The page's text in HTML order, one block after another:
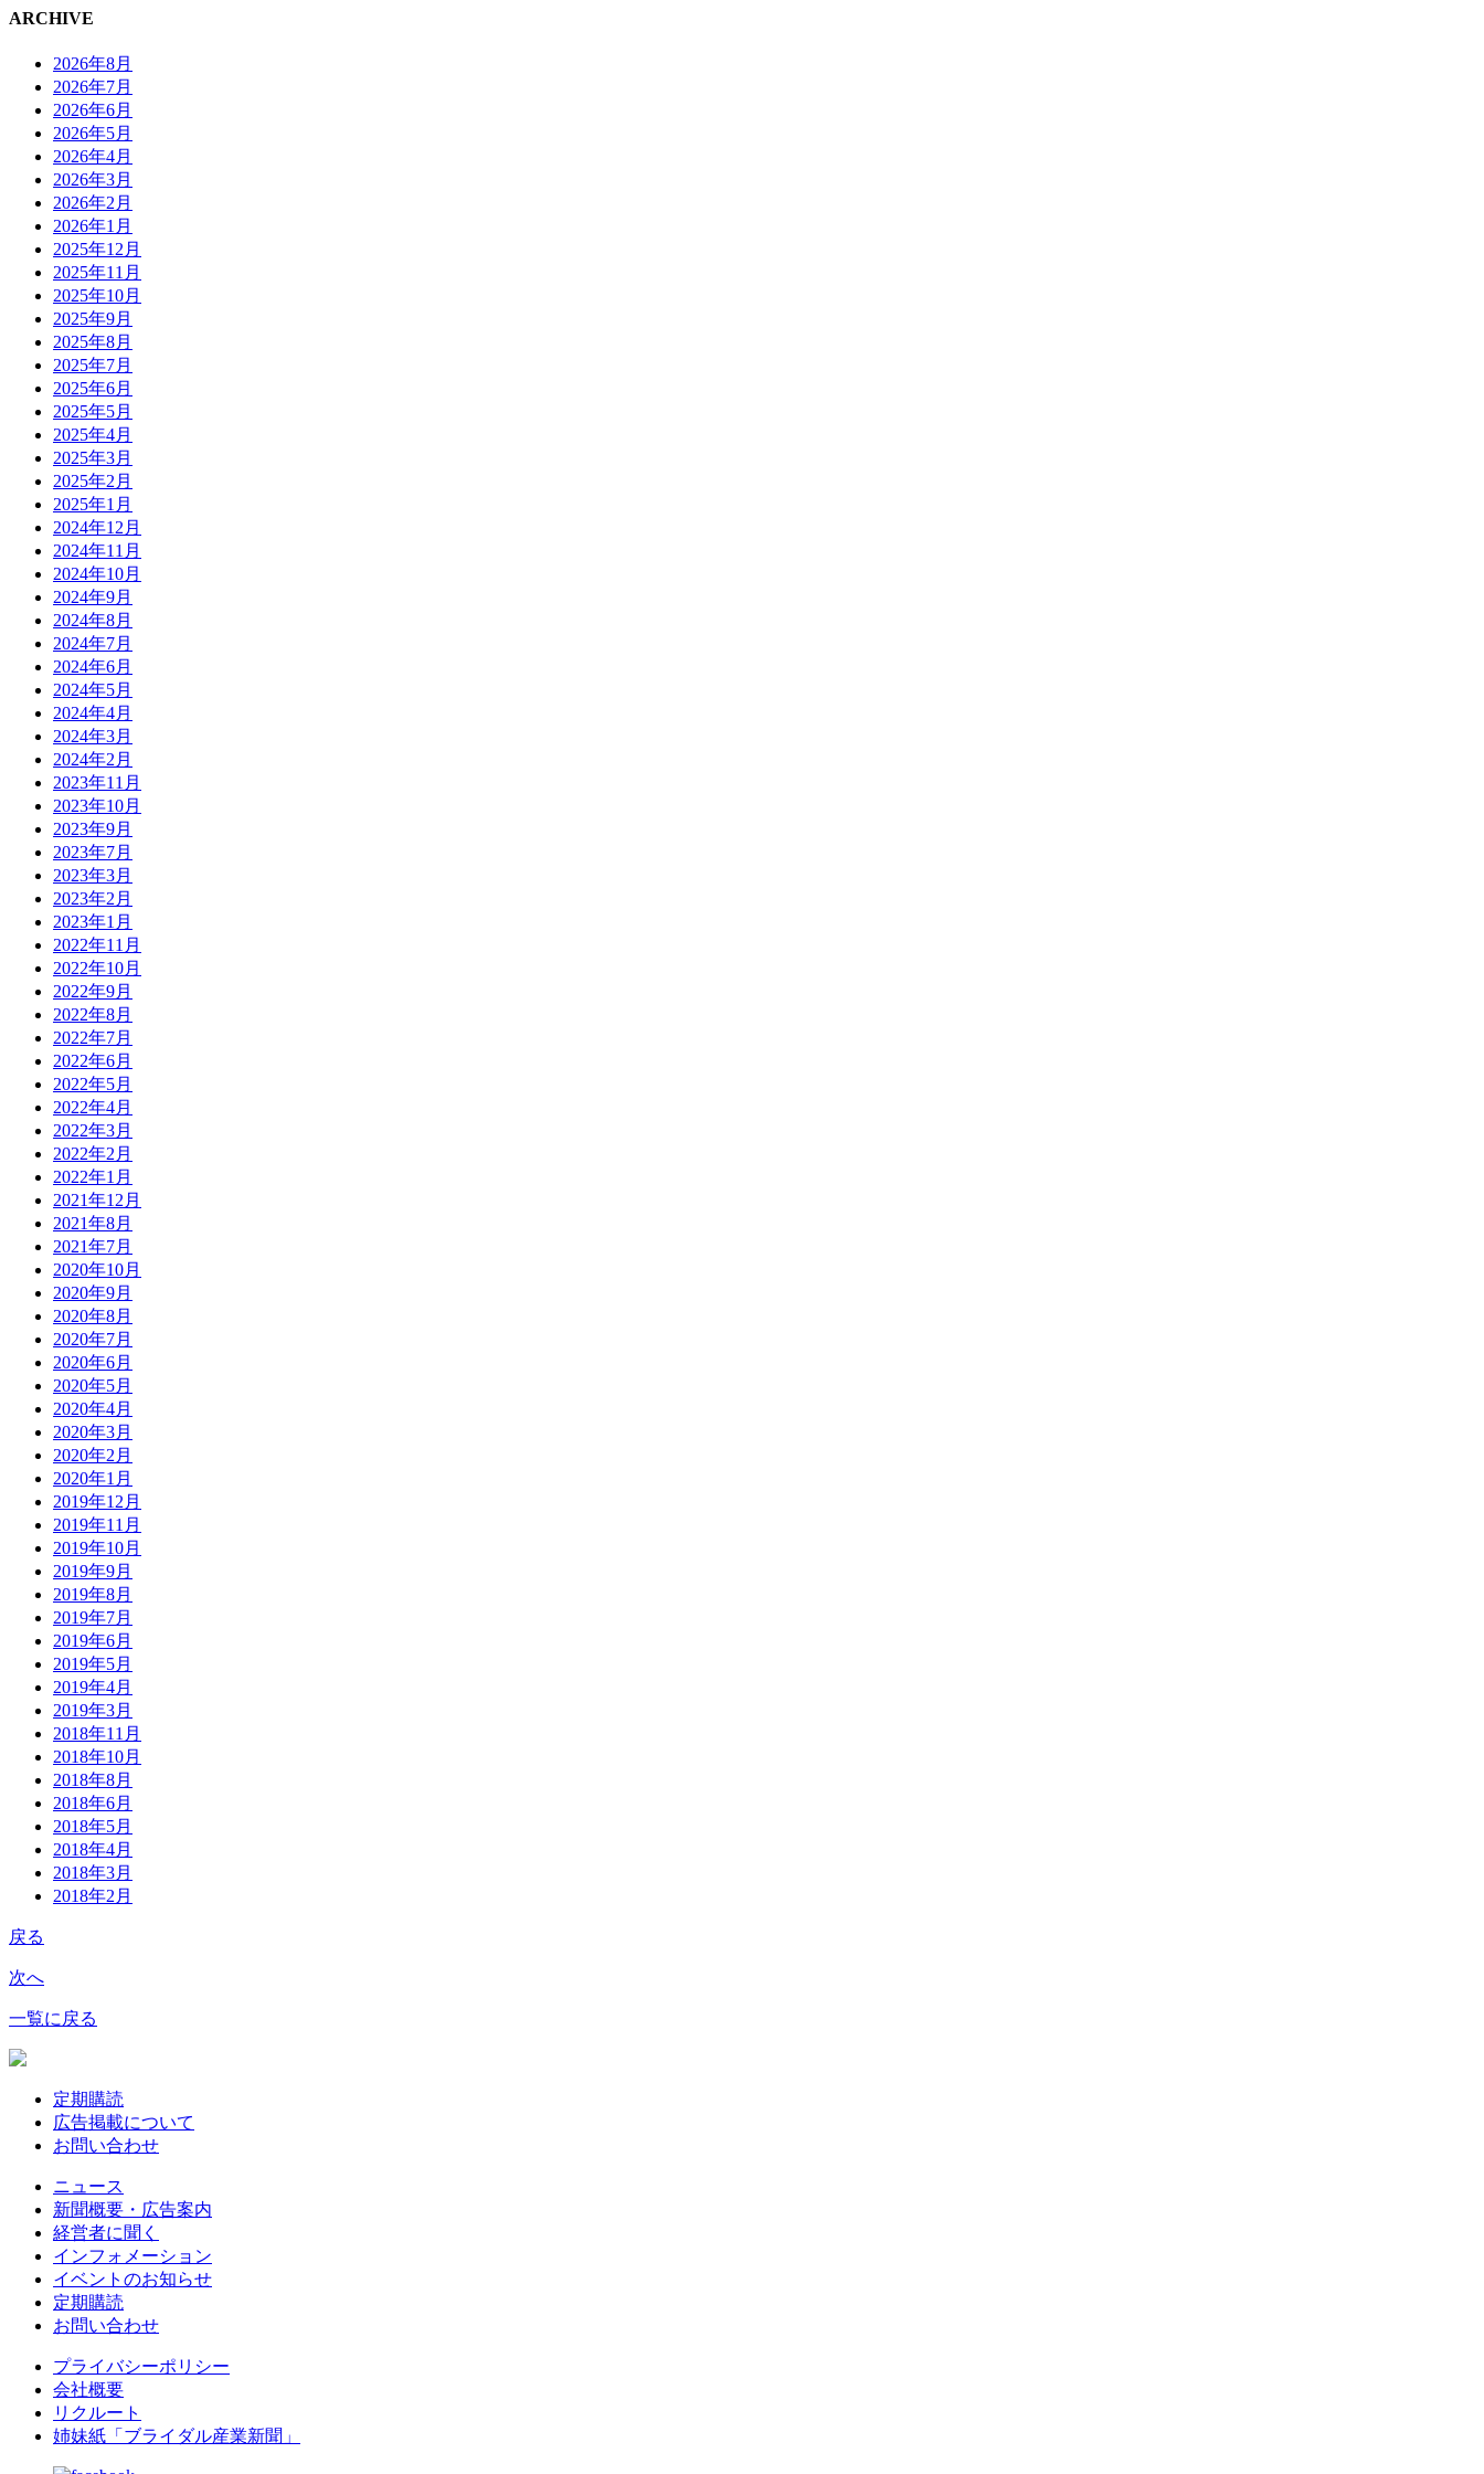
ARCHIVE
2026年8月
2026年7月
2026年6月
2026年5月
2026年4月
2026年3月
2026年2月
2026年1月
2025年12月
2025年11月
2025年10月
2025年9月
2025年8月
2025年7月
2025年6月
2025年5月
2025年4月
2025年3月
2025年2月
2025年1月
2024年12月
2024年11月
2024年10月
2024年9月
2024年8月
2024年7月
2024年6月
2024年5月
2024年4月
2024年3月
2024年2月
2023年11月
2023年10月
2023年9月
2023年7月
2023年3月
2023年2月
2023年1月
2022年11月
2022年10月
2022年9月
2022年8月
2022年7月
2022年6月
2022年5月
2022年4月
2022年3月
2022年2月
2022年1月
2021年12月
2021年8月
2021年7月
2020年10月
2020年9月
2020年8月
2020年7月
2020年6月
2020年5月
2020年4月
2020年3月
2020年2月
2020年1月
2019年12月
2019年11月
2019年10月
2019年9月
2019年8月
2019年7月
2019年6月
2019年5月
2019年4月
2019年3月
2018年11月
2018年10月
2018年8月
2018年6月
2018年5月
2018年4月
2018年3月
2018年2月
戻る
次へ
一覧に戻る
定期購読
広告掲載について
お問い合わせ
ニュース
新聞概要・広告案内
経営者に聞く
インフォメーション
イベントのお知らせ
定期購読
お問い合わせ
プライバシーポリシー
会社概要
リクルート
姉妹紙「ブライダル産業新聞」